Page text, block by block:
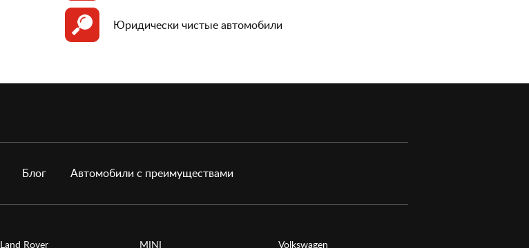
Юридически чистые автомобили
Блог Автомобили с преимуществами
Land Rover MINI Volkswagen